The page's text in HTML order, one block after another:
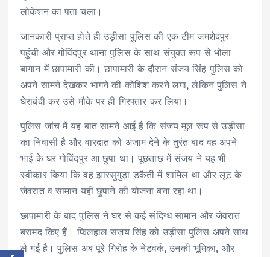
लोकेशन का पता चला।
जानकारी प्राप्त होते ही उड़ीसा पुलिस की एक टीम जमशेदपुर
पहुंची और गोविंदपुर थाना पुलिस के साथ संयुक्त रूप से भोला
बागान में छापामारी की। छापामारी के दौरान संजय सिंह पुलिस को
अपने सामने देखकर भागने की कोशिश करने लगा, लेकिन पुलिस ने
घेराबंदी कर उसे मौके पर ही गिरफ्तार कर लिया।
पुलिस जांच में यह बात सामने आई है कि संजय मूल रूप से उड़ीसा
का निवासी है और वारदात को अंजाम देने के तुरंत बाद वह अपने
भाई के घर गोविंदपुर आ छुपा था। पूछताछ में संजय ने यह भी
स्वीकार किया कि वह झारसुगुड़ा डकैती में शामिल था और लूट के
जेवरात व सामान यहीं छुपाने की योजना बना रहा था।
छापामारी के बाद पुलिस ने घर से कई संदिग्ध सामान और जेवरात
बरामद किए हैं। फिलहाल संजय सिंह को उड़ीसा पुलिस अपने साथ
ले गई है। पुलिस अब पूरे गिरोह के नेटवर्क, उनकी भूमिका, और